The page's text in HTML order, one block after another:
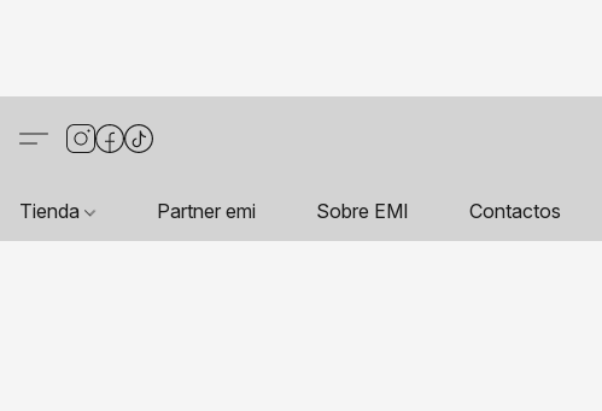
Tienda Partner emi Sobre EMI Contactos